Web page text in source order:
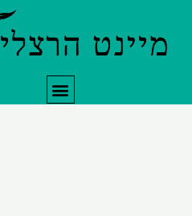
תפריט